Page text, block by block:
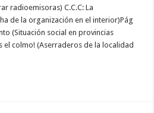
radioemisoras) C.C.C: La
de la organización en el interior)Pág
(Situación social en provincias
el colmo! (Aserraderos de la localidad